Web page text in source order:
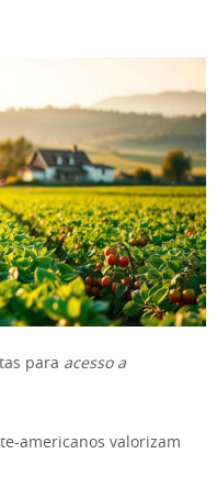
para acesso a
americanos valorizam